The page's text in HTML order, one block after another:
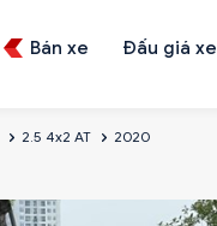
Bán xe Đấu giá xe
2.5 4x2 AT 2020